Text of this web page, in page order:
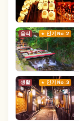
음식 인기 No.2
생활 인기 No.3